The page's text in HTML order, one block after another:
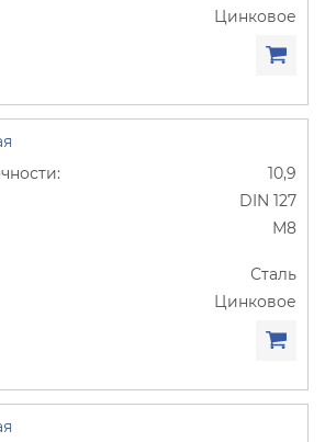
Цинковое
10,9
DIN 127
М8
Сталь
Цинковое